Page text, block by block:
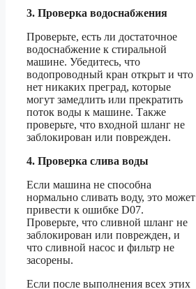
3. Проверка водоснабжения
Проверьте, есть ли достаточное
водоснабжение к стиральной
машине. Убедитесь, что
водопроводный кран открыт и что
нет никаких преград, которые
могут замедлить или прекратить
поток воды к машине. Также
проверьте, что входной шланг не
заблокирован или поврежден.
4. Проверка слива воды
Если машина не способна
нормально сливать воду, это может
привести к ошибке D07.
Проверьте, что сливной шланг не
заблокирован или поврежден, и
что сливной насос и фильтр не
засорены.
Если после выполнения всех этих